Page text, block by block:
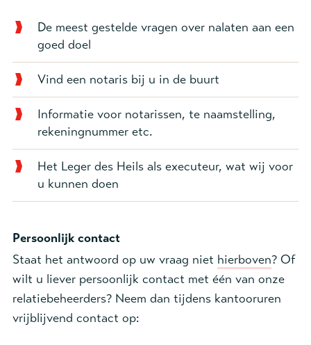
De meest gestelde vragen over nalaten aan een
goed doel
Vind een notaris bij u in de buurt
Informatie voor notarissen, te naamstelling,
rekeningnummer etc.
Het Leger des Heils als executeur, wat wij voor
u kunnen doen
Persoonlijk contact
Staat het antwoord op uw vraag niet hierboven? Of
wilt u liever persoonlijk contact met één van onze
relatiebeheerders? Neem dan tijdens kantooruren
vrijblijvend contact op: